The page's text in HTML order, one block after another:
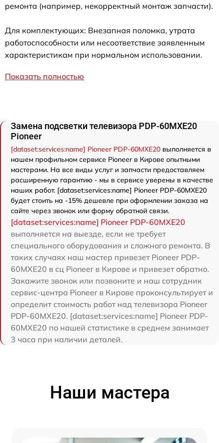
ремонта (например, некорректный монтаж запчасти).
Для комплектующих: Внезапная поломка, утрата
работоспособности или несоответствие заявленным
характеристикам при нормальном использовании.
Показать полностью
Замена подсветки телевизора PDP-60MXE20
Pioneer
[dataset:services:name] Pioneer PDP-60MXE20 выполняется в
нашем профильном сервисе Pioneer в Кирове опытными
мастерами. На все виды услуг и запчасти предоставляем
расширенную гарантию - мы в сервисе уверены в качестве
наших работ. [dataset:services:name] Pioneer PDP-60MXE20
будет стоить на -15% дешевле при оформлении заказа на
сайте через звонок или форму обратной связи.
[dataset:services:name] Pioneer PDP-60MXE20
выполняется на выезде, если не требует
специального оборудования и сложного ремонта. В
таких случаях наш мастер привезет Pioneer PDP-
60MXE20 в сц Pioneer в Кирове и привезет обратно.
Закажите звонок или позвоните и наш сотрудник
сервис-центра Pioneer в Кирове проконсультирует и
определит стоимость работ над телевизора Pioneer
PDP-60MXE20. [dataset:services:name] Pioneer PDP-
60MXE20 по нашей статистике в среднем занимает
3 часа при наличии деталей.
Наши мастера